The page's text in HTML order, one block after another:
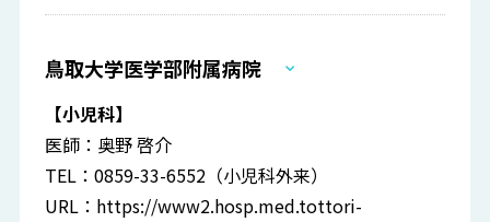
鳥取大学医学部附属病院
【小児科】
医師：奥野 啓介
TEL：0859-33-6552（小児科外来）
URL： https://www2.hosp.med.tottori-